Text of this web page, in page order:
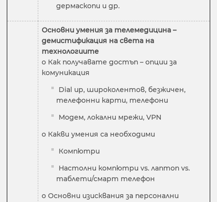
дермаскопи и др.
Основни умения за телемедицина –
демистификация на света на
технологиите
o Как получавате достъп – опции за
комуникация
Dial up, широколентов, безжичен,
телефонни карти, телефони
Модем, локални мрежи, VPN
o Какви умения са необходими
Компютри
Настолни компютри vs. лаптоп vs.
таблети/смарт телефон
o Основни изисквания за персонални